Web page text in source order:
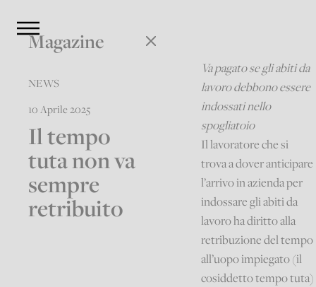
Magazine
NEWS
10 Aprile 2025
Il tempo
tuta non va
sempre
retribuito
Va pagato se gli abiti da
lavoro debbono essere
indossati nello
spogliatoio
Il lavoratore che si
trova a dover anticipare
l’arrivo in azienda per
indossare gli abiti da
lavoro ha diritto alla
retribuzione del tempo
all’uopo impiegato (il
cosiddetto tempo tuta)